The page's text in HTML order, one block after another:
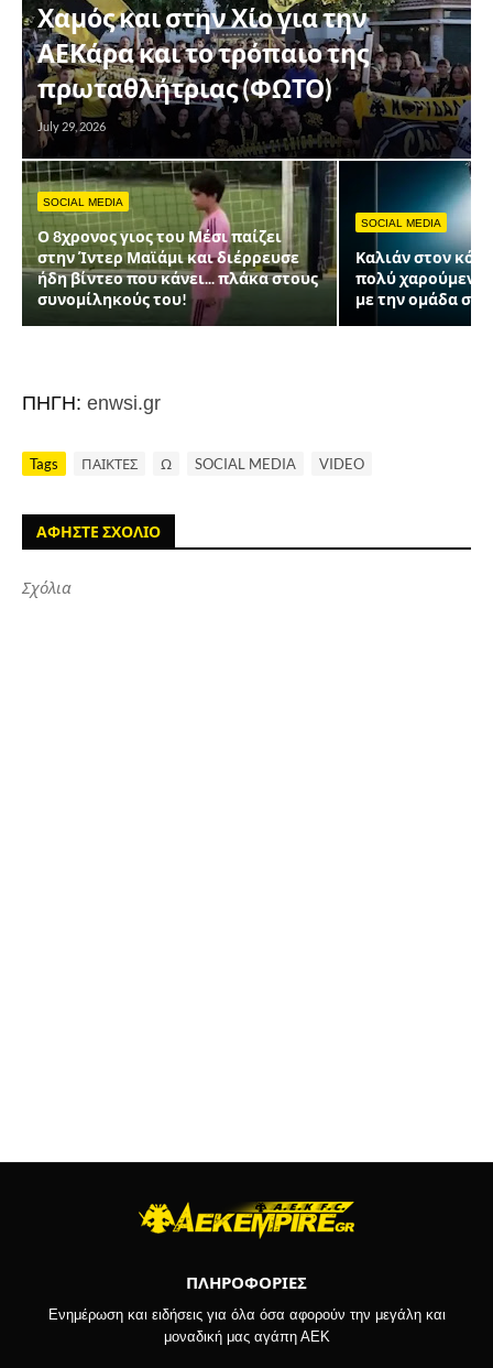
Χαμός και στην Χίο για την
ΑΕΚάρα και το τρόπαιο της
πρωταθλήτριας (ΦΩΤΟ)
July 29, 2026
SOCIAL MEDIA
Ο 8χρονος γιος του Μέσι παίζει
στην Ίντερ Μαϊάμι και διέρρευσε
ήδη βίντεο που κάνει... πλάκα στους
συνομίληκούς του!
SOCIAL MEDIA
Καλιάν στον
πολύ χαρούμενη
με την ομάδα
ΠΗΓΗ: enwsi.gr
Tags ΠΑΙΚΤΕΣ Ω SOCIAL MEDIA VIDEO
ΑΦΗΣΤΕ ΣΧΟΛΙΟ
Σχόλια
ΠΛΗΡΟΦΟΡΙΕΣ
Ενημέρωση και ειδήσεις για όλα όσα αφορούν την μεγάλη και
μοναδική μας αγάπη ΑΕΚ